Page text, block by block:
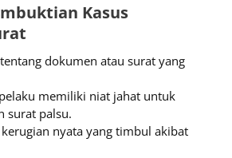
Kasus
dokumen atau surat yang
memiliki niat jahat untuk
surat palsu.
nyata yang timbul akibat